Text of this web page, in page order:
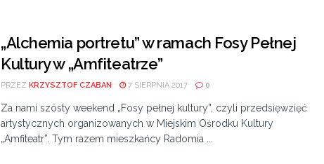
„Alchemia portretu” w ramach Fosy Pełnej
Kultury w „Amfiteatrze”
PRZEZ KRZYSZTOF CZABAN 7 SIERPNIA 2017 0
Za nami szósty weekend „Fosy pełnej kultury”, czyli przedsięwzięć
artystycznych organizowanych w Miejskim Ośrodku Kultury
„Amfiteatr”. Tym razem mieszkańcy Radomia ...